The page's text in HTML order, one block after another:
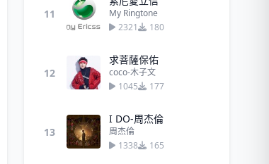
11
My Ringtone
2321
180
12
求菩薩保佑
coco-木子文
1045
177
13
I DO-周杰倫
周杰倫
1338
165